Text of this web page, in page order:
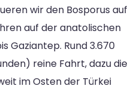
wir den Bosporus auf
auf der anatolischen
Gaziantep. Rund 3.670
reine Fahrt, dazu die
im Osten der Türkei